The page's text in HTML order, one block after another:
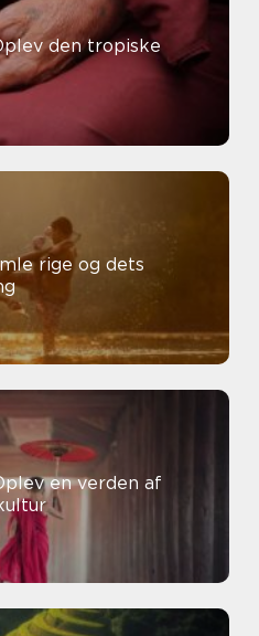
den tropiske
rige og dets
en verden af